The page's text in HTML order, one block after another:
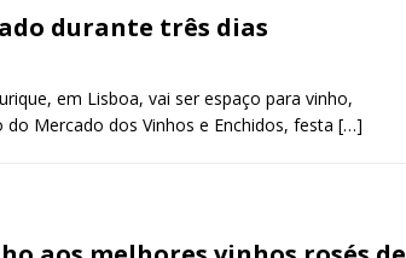
durante três dias
em Lisboa, vai ser espaço para vinho,
Mercado dos Vinhos e Enchidos, festa […]